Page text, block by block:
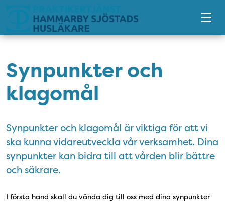
Synpunkter och
klagomål
Synpunkter och klagomål är viktiga för att vi
ska kunna vidareutveckla vår verksamhet. Dina
synpunkter kan bidra till att vården blir bättre
och säkrare.
I första hand skall du vända dig till oss med dina synpunkter